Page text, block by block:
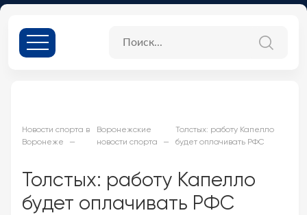
Новости спорта в
Воронеже
Воронежские
новости спорта
Толстых: работу Капелло
будет оплачивать РФС
Толстых: работу Капелло
будет оплачивать РФС